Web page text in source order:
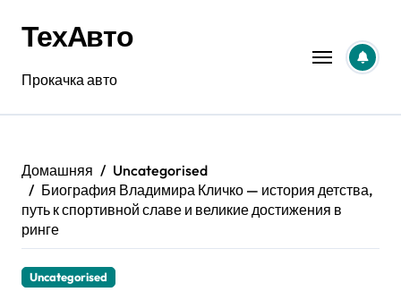
содержанию
ТехАвто
Прокачка авто
Домашняя
Uncategorised
Биография Владимира Кличко — история детства,
путь к спортивной славе и великие достижения в
ринге
Uncategorised